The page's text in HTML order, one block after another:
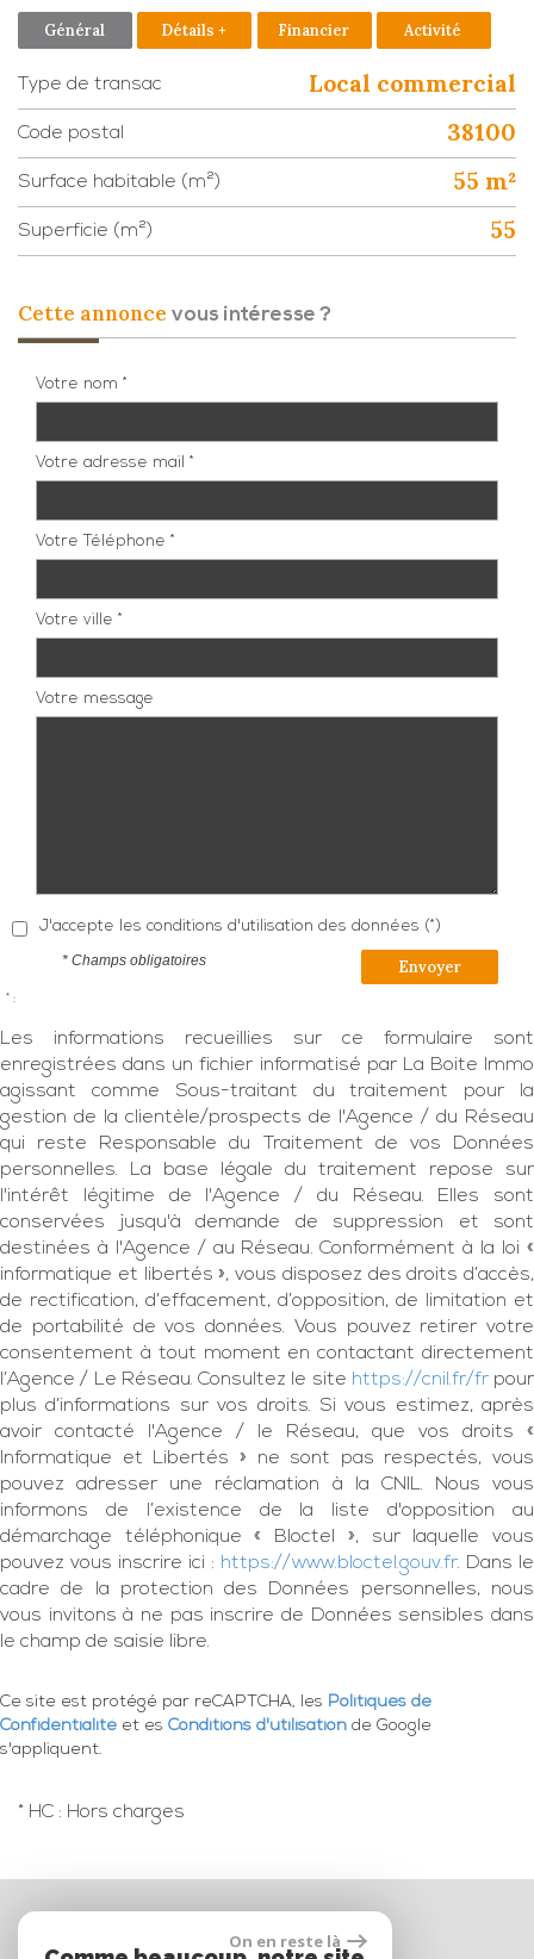
Général Détails + Financier Activité
Type de transac Local commercial
Code postal 38100
Surface habitable (m²) 55 m²
Superficie (m²) 55
cette annonce vous intéresse ?
Votre nom *
Votre adresse mail *
Votre Téléphone *
Votre ville *
Votre message
J'accepte les conditions d'utilisation des données (*)
Envoyer
* Champs obligatoires
* :
Les informations recueillies sur ce formulaire sont
enregistrées dans un fichier informatisé par La Boite Immo
agissant comme Sous-traitant du traitement pour la
gestion de la clientèle/prospects de l'Agence / du Réseau
qui reste Responsable du Traitement de vos Données
personnelles. La base légale du traitement repose sur
l'intérêt légitime de l'Agence / du Réseau. Elles sont
conservées jusqu'à demande de suppression et sont
destinées à l'Agence / au Réseau. Conformément à la loi «
informatique et libertés », vous disposez des droits d’accès,
de rectification, d’effacement, d’opposition, de limitation et
de portabilité de vos données. Vous pouvez retirer votre
consentement à tout moment en contactant directement
l’Agence / Le Réseau. Consultez le site https://cnil.fr/frpour
plus d’informations sur vos droits. Si vous estimez, après
avoir contacté l'Agence / le Réseau, que vos droits «
Informatique et Libertés » ne sont pas respectés, vous
pouvez adresser une réclamation à la CNIL. Nous vous
informons de l’existence de la liste d'opposition au
démarchage téléphonique « Bloctel », sur laquelle vous
pouvez vous inscrire ici : https://www.bloctel.gouv.fr. Dans le
cadre de la protection des Données personnelles, nous
vous invitons à ne pas inscrire de Données sensibles dans
le champ de saisie libre.
Ce site est protégé par reCAPTCHA, les Politiques de
Confidentialité et es Conditions d'utilisation de Google
s'appliquent.
* HC : Hors charges
On en reste là